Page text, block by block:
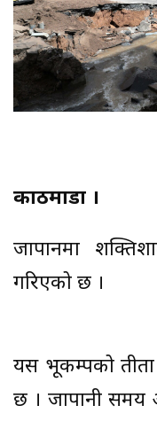
काठमाडौं ।
जापानमा
गरिएको छ ।
यस भूकम्पको
छ । जापानी समय